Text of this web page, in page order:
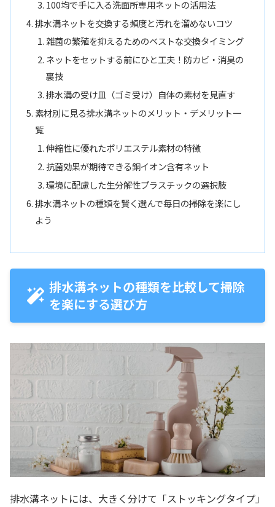
100均で手に入る洗面所専用ネットの活用法
排水溝ネットを交換する頻度と汚れを溜めないコツ
雑菌の繁殖を抑えるためのベストな交換タイミング
ネットをセットする前にひと工夫！防カビ・消臭の
裏技
排水溝の受け皿（ゴミ受け）自体の素材を見直す
素材別に見る排水溝ネットのメリット・デメリット一
覧
伸縮性に優れたポリエステル素材の特徴
抗菌効果が期待できる銅イオン含有ネット
環境に配慮した生分解性プラスチックの選択肢
排水溝ネットの種類を賢く選んで毎日の掃除を楽にし
よう
排水溝ネットの種類を比較して掃除
を楽にする選び方
排水溝ネットには、大きく分けて「ストッキングタイプ」